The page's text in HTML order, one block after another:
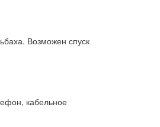
Возможен спуск
кабельное